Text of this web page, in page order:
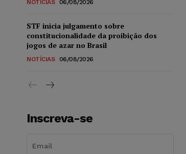
NOTÍCIAS 06/08/2026
STF inicia julgamento sobre
constitucionalidade da proibição dos
jogos de azar no Brasil
NOTÍCIAS 06/08/2026
Inscreva-se